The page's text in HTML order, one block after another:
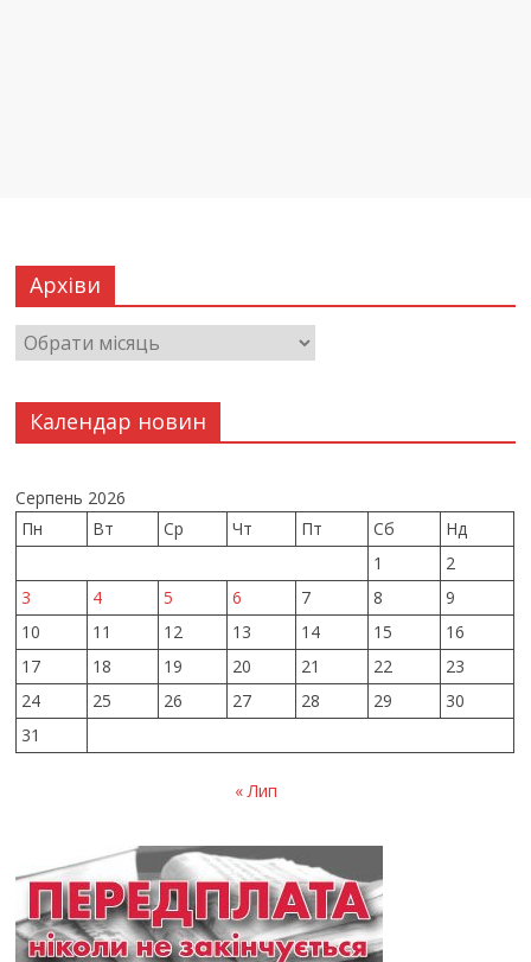
Архіви
Календар новин
Серпень 2026
Пн
Вт Ср Чт Пт Сб
Нд
1
2
3
4 5 6 7 8
9
10
11 12 13 14 15
16
17
18 19 20 21 22
23
24
25 26 27 28 29
30
31
« Лип